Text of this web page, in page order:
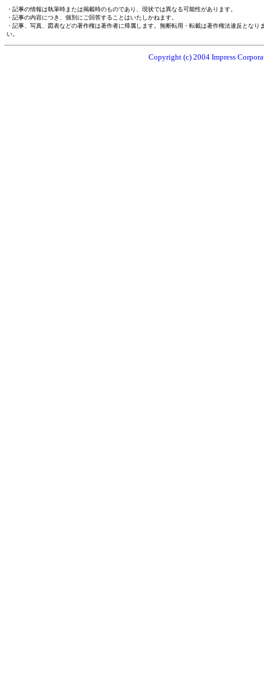
・記事の情報は執筆時または掲載時のものであり、現状では異なる可能性があります。
・記事の内容につき、個別にご回答することはいたしかねます。
・記事、写真、図表などの著作権は著作者に帰属します。無断転用・転載は著作権法違反とな
い。
Copyright (c) 2004 Impress